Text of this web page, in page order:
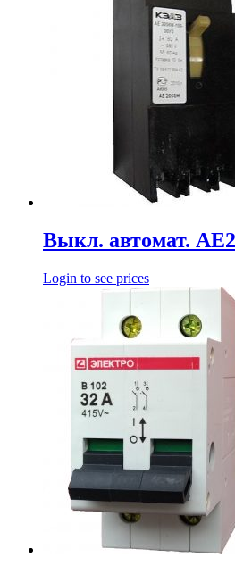
Выкл. автомат.
Login to see prices